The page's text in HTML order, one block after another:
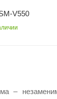
V550
–